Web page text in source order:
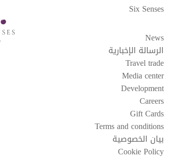
Six Senses
News
الرسالة الإخبارية
Travel trade
Media center
Development
Careers
Gift Cards
Terms and conditions
بيان الخصوصية
Cookie Policy